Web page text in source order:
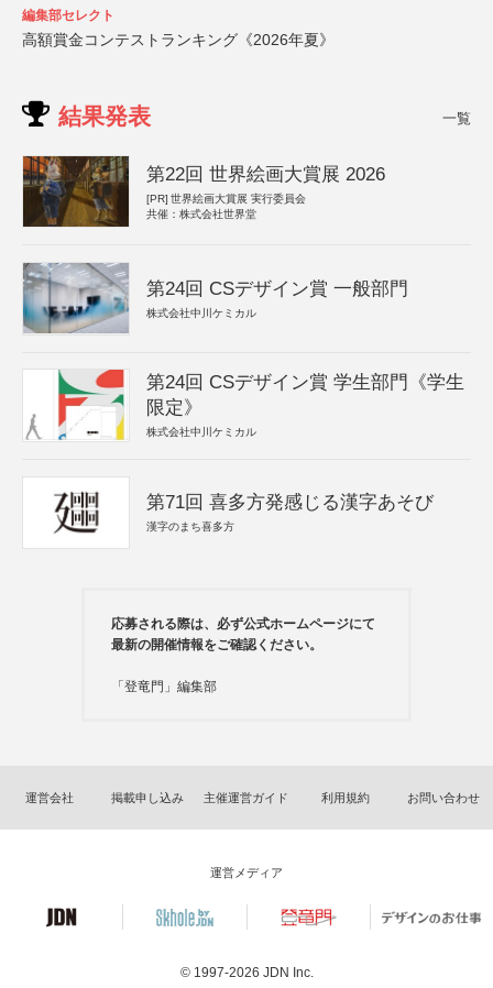
編集部セレクト
高額賞金コンテストランキング《2026年夏》
結果発表 一覧
第22回 世界絵画大賞展 2026
[PR] 世界絵画大賞展 実行委員会
共催：株式会社世界堂
第24回 CSデザイン賞 一般部門
株式会社中川ケミカル
第24回 CSデザイン賞 学生部門《学生
限定》
株式会社中川ケミカル
第71回 喜多方発感じる漢字あそび
漢字のまち喜多方
応募される際は、必ず公式ホームページにて
最新の開催情報をご確認ください。
「登竜門」編集部
運営会社 掲載申し込み 主催運営ガイド 利用規約 お問い合わせ
運営メディア
© 1997-2026 JDN Inc.